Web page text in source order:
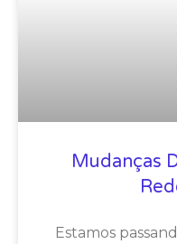
Mudanças
Estamos